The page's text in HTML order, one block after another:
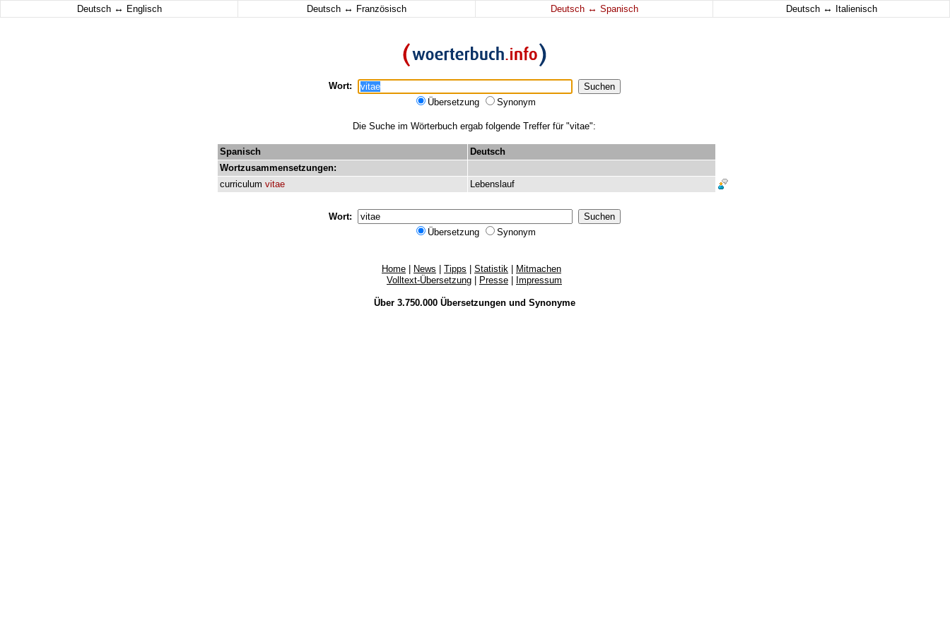
Deutsch ↔ Englisch Deutsch ↔ Französisch Deutsch ↔ Spanisch Deutsch ↔ Italienisch
Wort:
Übersetzung
Synonym
Die Suche im Wörterbuch ergab folgende Treffer für "vitae":
Spanisch
Deutsch
Wortzusammensetzungen:
curriculum vitae Lebenslauf
Wort:
Übersetzung
Synonym
Home News Tipps Statistik
Mitmachen
Volltext-Übersetzung
Presse Impressum
Über 3.750.000 Übersetzungenund Synonyme